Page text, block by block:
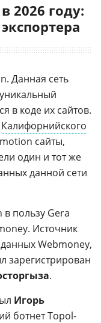
2026 году:
Данная сеть
в коде их сайтов.
Калифорнийского
сайты,
один и тот же
данной сети
пользу Gera
Источник
Webmoney,
зарегистрирован
.
Игорь
ботнетTopol-